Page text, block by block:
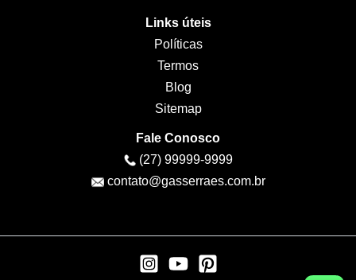
Links úteis
Políticas
Termos
Blog
Sitemap
Fale Conosco
(27) 99999-9999
contato@gasserraes.com.br